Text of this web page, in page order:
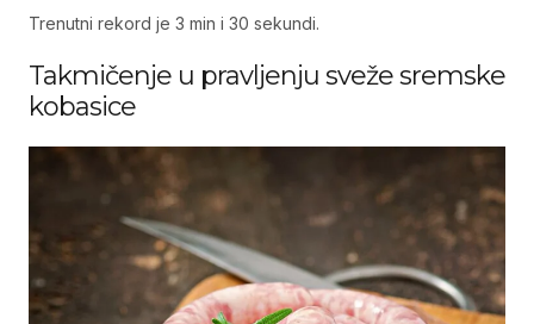
Trenutni rekord je 3 min i 30 sekundi.
Takmičenje u pravljenju sveže sremske
kobasice